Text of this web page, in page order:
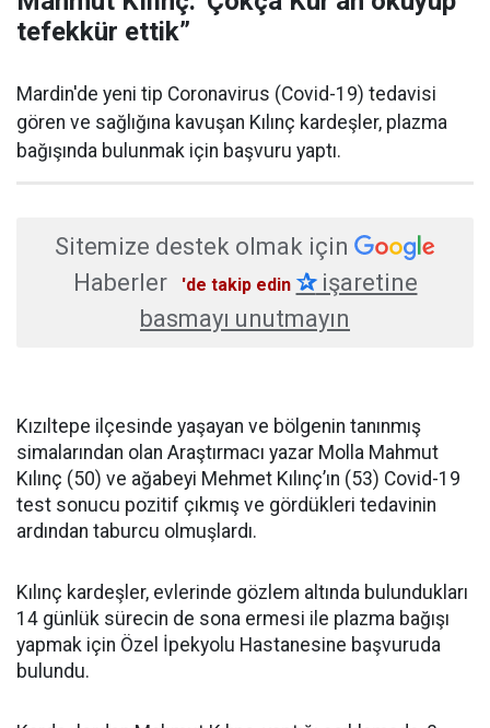
tefekkür ettik”
Mardin'de yeni tip Coronavirus (Covid-19) tedavisi
gören ve sağlığına kavuşan Kılınç kardeşler, plazma
bağışında bulunmak için başvuru yaptı.
Sitemize destek olmak için
Haberler
'de takip edin ✰işaretine
basmayı unutmayın
Kızıltepe ilçesinde yaşayan ve bölgenin tanınmış
simalarından olan Araştırmacı yazar Molla Mahmut
Kılınç (50) ve ağabeyi Mehmet Kılınç’ın (53) Covid-19
test sonucu pozitif çıkmış ve gördükleri tedavinin
ardından taburcu olmuşlardı.
Kılınç kardeşler, evlerinde gözlem altında bulundukları
14 günlük sürecin de sona ermesi ile plazma bağışı
yapmak için Özel İpekyolu Hastanesine başvuruda
bulundu.